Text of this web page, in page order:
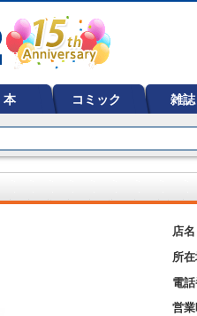
本 コミック 雑誌
店名
所
電
営